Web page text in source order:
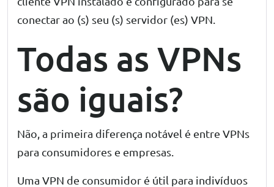
conectar ao (s) seu (s) servidor (es) VPN.
Todas as VPNs
são iguais?
Não, a primeira diferença notável é entre VPNs
para consumidores e empresas.
Uma VPN de consumidor é útil para indivíduos